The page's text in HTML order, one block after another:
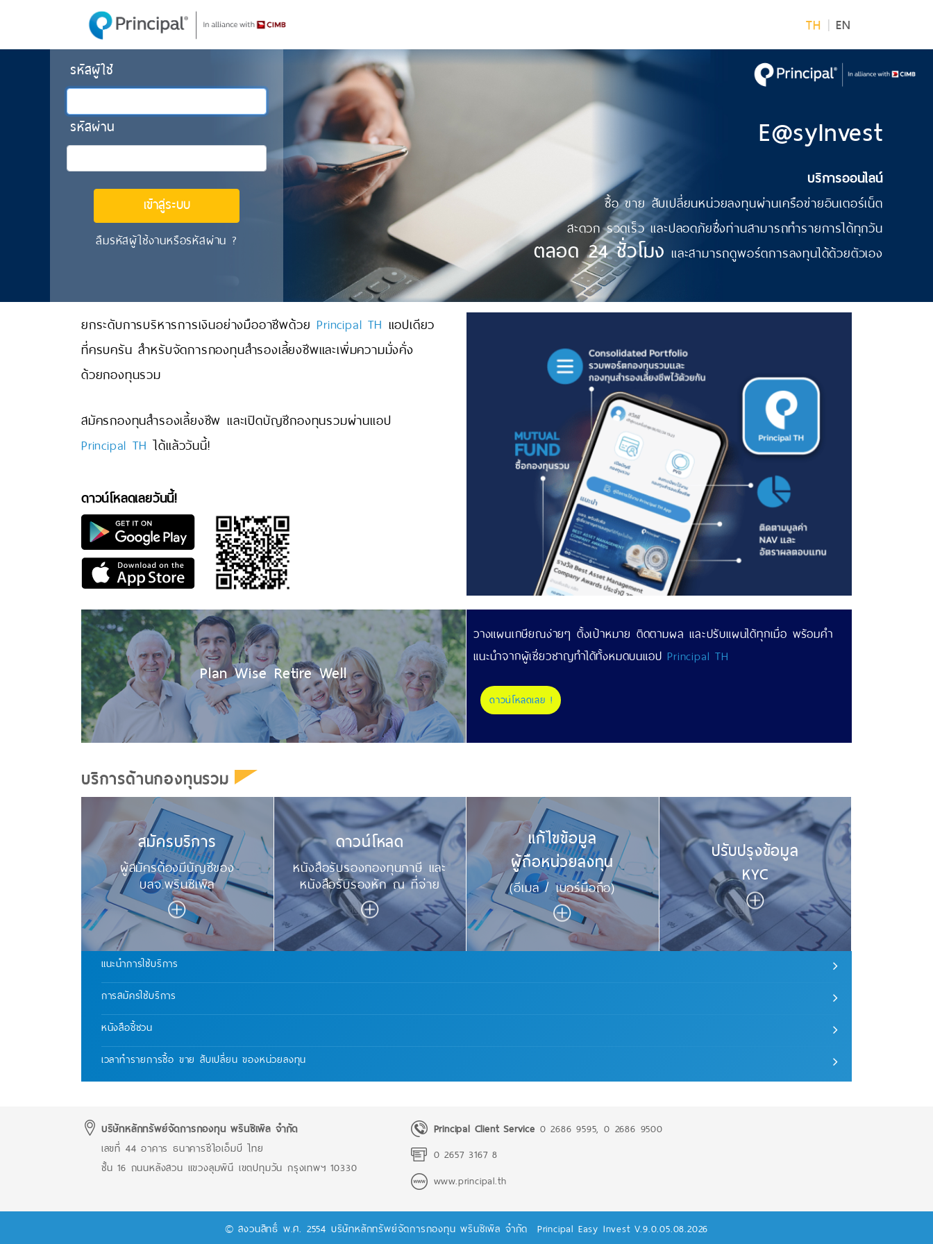
TH | EN
E@syInvest
บริการออนไลน์
ซื้อ ขาย สับเปลี่ยนหน่วยลงทุนผ่านเครือข่ายอินเตอร์เน็ต
สะดวก รวดเร็ว และปลอดภัยซึ่งท่านสามารถทำรายการได้ทุกวัน
ตลอด 24 ชั่วโมง และสามารถดูพอร์ตการลงทุนได้ด้วยตัวเอง
รหัสผู้ใช้
รหัสผ่าน
ลืมรหัสผู้ใช้งานหรือรหัสผ่าน ?
ยกระดับการบริหารการเงินอย่างมืออาชีพด้วย Principal TH แอปเดียว
ที่ครบครัน สำหรับจัดการกองทุนสำรองเลี้ยงชีพและเพิ่มความมั่งคั่ง
ด้วยกองทุนรวม
สมัครกองทุนสำรองเลี้ยงชีพ และเปิดบัญชีกองทุนรวมผ่านแอป
Principal THได้แล้ววันนี้!
ดาวน์โหลดเลยวันนี้!
Plan Wise Retire Well
วางแผนเกษียณง่ายๆ ตั้งเป้าหมาย ติดตามผล และปรับแผนได้ทุกเมื่อ พร้อมคำ
แนะนำจากผู้เชี่ยวชาญทำได้ทั้งหมดบนแอปPrincipal TH
ดาวน์โหลดเลย !
บริการด้านกองทุนรวม
สมัครบริการ
ผู้สมัครต้องมีบัญชีของ
บลจ.พรินซิเพิล
ดาวน์โหลด
หนังสือรับรองกองทุนภาษี และ
หนังสือรับรองหัก ณ ที่จ่าย
แก้ไขข้อมูล
ผู้ถือหน่วยลงทุน
(อีเมล / เบอร์มือถือ)
ปรับปรุงข้อมูล
KYC
แนะนำการใช้บริการ
การสมัครใช้บริการ
หนังสือชี้ชวน
เวลาทํารายการซื้อ ขาย สับเปลี่ยน ของหน่วยลงทุน
บริษัทหลักทรัพย์จัดการกองทุน พรินซิเพิล จำกัด
เลขที่ 44 อาคาร ธนาคารซีไอเอ็มบี ไทย
ชั้น 16 ถนนหลังสวน แขวงลุมพินี เขตปทุมวัน กรุงเทพฯ 10330
Principal Client Service 0 2686 9595,0 2686 9500
0 2657 3167 8
www.principal.th
© สงวนสิทธิ์ พ.ศ. 2554 บริษัทหลักทรัพย์จัดการกองทุน พรินซิเพิล จำกัด Principal Easy Invest V.9.0.05.08.2026